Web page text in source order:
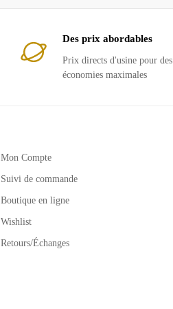
Des prix abordables
Prix ​​directs d'usine pour des
économies maximales
Mon Compte
Suivi de commande
Boutique en ligne
Wishlist
Retours/Échanges